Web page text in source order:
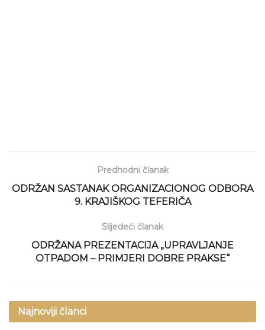
Predhodni članak
ODRŽAN SASTANAK ORGANIZACIONOG ODBORA
9. KRAJIŠKOG TEFERIČA
Slijedeći članak
ODRŽANA PREZENTACIJA „UPRAVLJANJE
OTPADOM – PRIMJERI DOBRE PRAKSE“
Najnoviji članci